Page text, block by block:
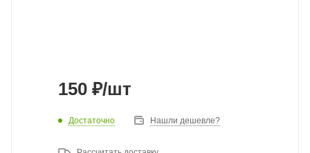
150 ₽/шт
Достаточно Нашли дешевле?